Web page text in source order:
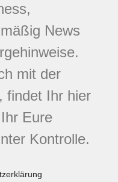
News
mit der
findet Ihr hier
Eure
Kontrolle.